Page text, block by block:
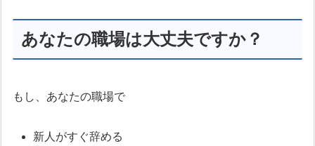
あなたの職場は大丈夫ですか？
もし、あなたの職場で
新人がすぐ辞める